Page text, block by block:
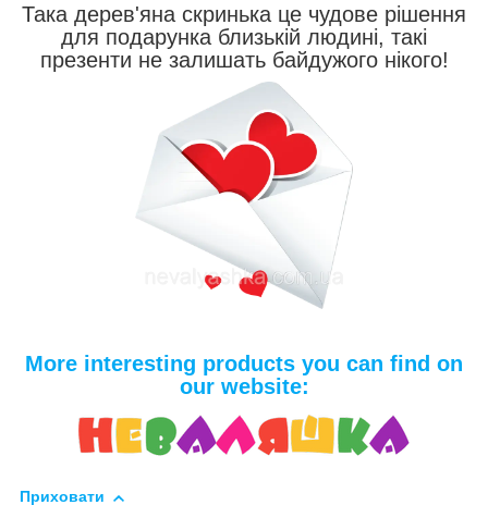
Така дерев'яна скринька це чудове рішення
для подарунка близькій людині, такі
презенти не залишать байдужого нікого!
More interesting products you can find on
our website:
Приховати